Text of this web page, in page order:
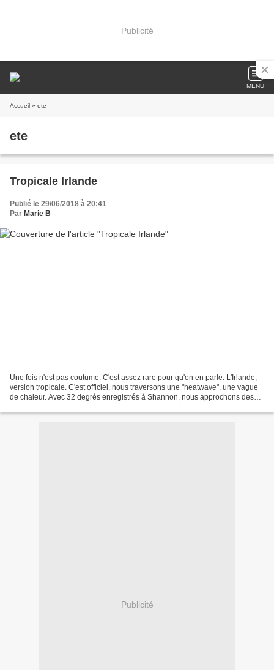
Publicité
MENU
Accueil » ete
ete
Tropicale Irlande
Publié le 29/06/2018 à 20:41
Par Marie B
Une fois n'est pas coutume. C'est assez rare pour qu'on en parle. L'Irlande,
version tropicale. C'est officiel, nous traversons une "heatwave", une vague
de chaleur. Avec 32 degrés enregistrés à Shannon, nous approchons des
Publicité